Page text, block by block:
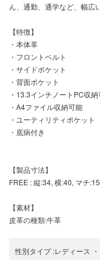
ん、通勤、通学など、幅広
【特徴】
・本体革
・フロントベルト
・サイドポケット
・背面ポケット
・13.3インチノートPC収
・A4ファイル収納可能
・ユーティリティポケット
・底病付き
【製品寸法】
FREE : 縦:34, 横:40, マチ
【素材】
皮革の種類:牛革
性別タイプ:レディース ・